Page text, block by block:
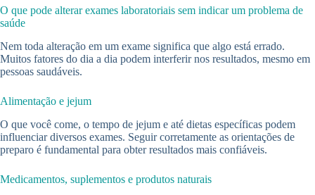
O que pode alterar exames laboratoriais sem indicar um problema de
saúde
Nem toda alteração em um exame significa que algo está errado.
Muitos fatores do dia a dia podem interferir nos resultados, mesmo em
pessoas saudáveis.
Alimentação e jejum
O que você come, o tempo de jejum e até dietas específicas podem
influenciar diversos exames. Seguir corretamente as orientações de
preparo é fundamental para obter resultados mais confiáveis.
Medicamentos, suplementos e produtos naturais